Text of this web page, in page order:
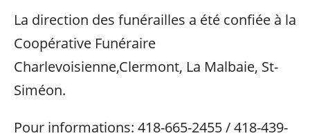
La direction des funérailles a été confiée à la
Coopérative Funéraire
Charlevoisienne,Clermont, La Malbaie, St-
Siméon.
Pour informations: 418-665-2455 / 418-439-